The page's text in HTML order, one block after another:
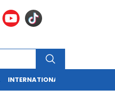
INTERNATIONAL